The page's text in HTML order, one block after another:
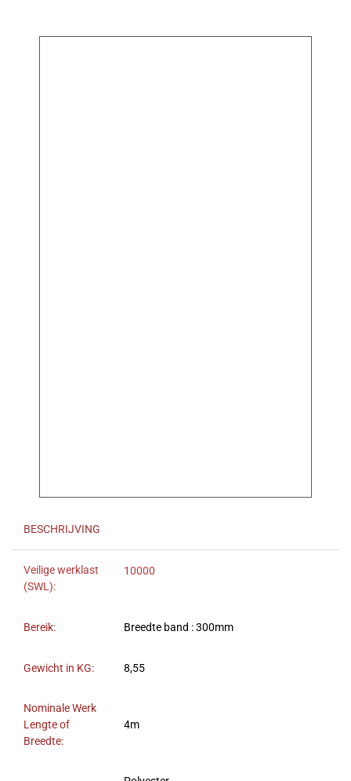
BESCHRIJVING
Veilige werklast
(SWL):
10000
Bereik: Breedte band : 300mm
Gewicht in KG: 8,55
Nominale Werk
Lengte of
Breedte:
4m